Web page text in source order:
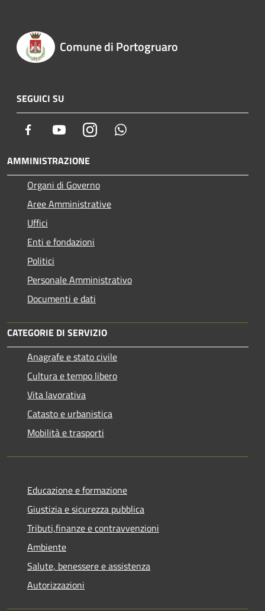
Comune di Portogruaro
SEGUICI SU
Facebook YoutubeInstagram
AMMINISTRAZIONE
Organi di Governo
Aree Amministrative
Uffici
Enti e fondazioni
Politici
Personale Amministrativo
Documenti e dati
CATEGORIE DI SERVIZIO
Anagrafe e stato civile
Cultura e tempo libero
Vita lavorativa
Catasto e urbanistica
Mobilità e trasporti
Educazione e formazione
Giustizia e sicurezza pubblica
Tributi,finanze e contravvenzioni
Ambiente
Salute, benessere e assistenza
Autorizzazioni